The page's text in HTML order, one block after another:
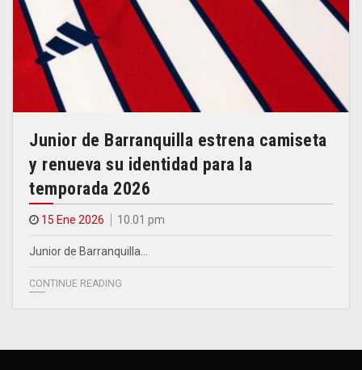
Junior de Barranquilla estrena camiseta
y renueva su identidad para la
temporada 2026
15 Ene 2026 10.01 pm
Junior de Barranquilla…
CONTINUE READING